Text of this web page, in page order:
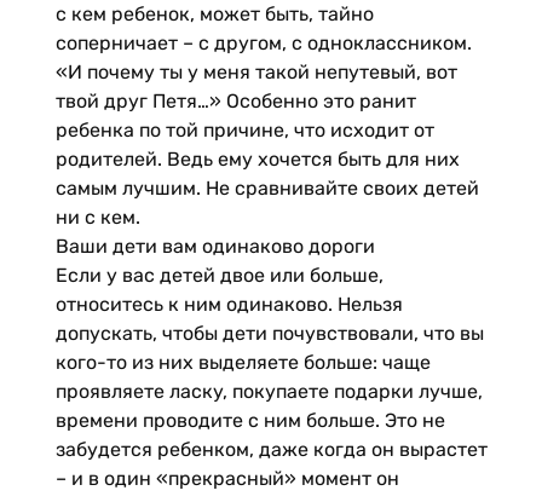
с кем ребенок, может быть, тайно
соперничает – с другом, с одноклассником.
«И почему ты у меня такой непутевый, вот
твой друг Петя…» Особенно это ранит
ребенка по той причине, что исходит от
родителей. Ведь ему хочется быть для них
самым лучшим. Не сравнивайте своих детей
ни с кем.
Ваши дети вам одинаково дороги
Если у вас детей двое или больше,
относитесь к ним одинаково. Нельзя
допускать, чтобы дети почувствовали, что вы
кого-то из них выделяете больше: чаще
проявляете ласку, покупаете подарки лучше,
времени проводите с ним больше. Это не
забудется ребенком, даже когда он вырастет
– и в один «прекрасный» момент он